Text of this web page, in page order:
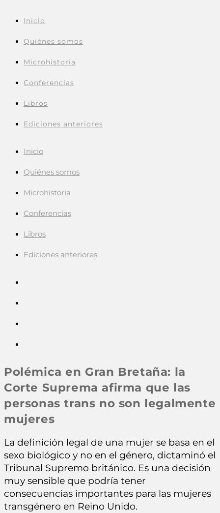
Inicio
Quiénes somos
Microhistoria
Conferencias
Libros
Ediciones anteriores
Inicio
Quiénes somos
Microhistoria
Conferencias
Libros
Ediciones anteriores
Polémica en Gran Bretaña: la
Corte Suprema afirma que las
personas trans no son legalmente
mujeres
La definición legal de una mujer se basa en el
sexo biológico y no en el género, dictaminó el
Tribunal Supremo británico. Es una decisión
muy sensible que podría tener
consecuencias importantes para las mujeres
transgénero en Reino Unido.